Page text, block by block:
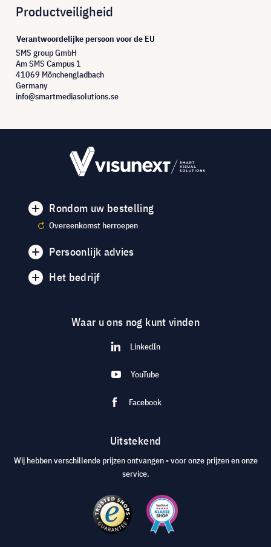
Productveiligheid
Verantwoordelijke persoon voor de EU
SMS group GmbH
Am SMS Campus 1
41069 Mönchengladbach
Germany
info@smartmediasolutions.se
Rondom uw bestelling
Overeenkomst herroepen
Persoonlijk advies
Het bedrijf
Waar u ons nog kunt vinden
LinkedIn
YouTube
Facebook
Uitstekend
Wij hebben verschillende prijzen ontvangen - voor onze prijzen en onze
service.